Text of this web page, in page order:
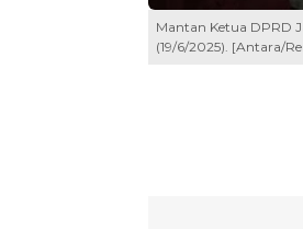
Mantan Ketua DPRD
(19/6/2025). [Antara/